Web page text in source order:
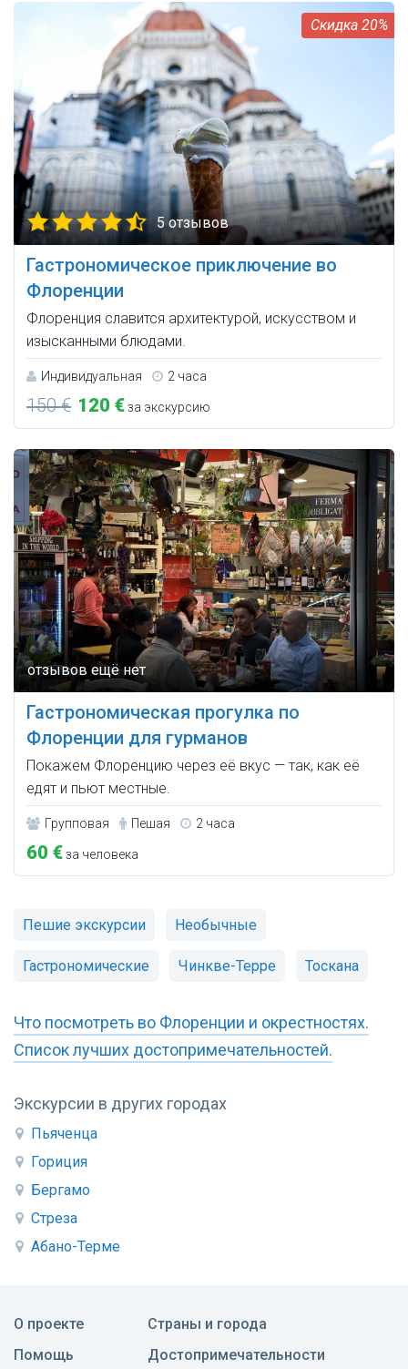
Экскурсии в других городах
Пьяченца
Гориция
Бергамо
Стреза
Абано-Терме
20%
5 отзывов
Гастрономическое приключение во
Флоренции
Флоренция славится архитектурой, искусством и
изысканными блюдами.
Индивидуальная 2 часа
150 € 120 €за экскурсию
Гастрономическая прогулка по
Флоренции для гурманов
Покажем Флоренцию через её вкус — так, как её
едят и пьют местные.
Групповая Пешая 2 часа
60 €за человека
Пешие экскурсии Необычные
Гастрономические Чинкве-Терре Тоскана
Что посмотреть во Флоренции и окрестностях.
Список лучших достопримечательностей.
О проекте
Помощь
Страны и города
Достопримечательности